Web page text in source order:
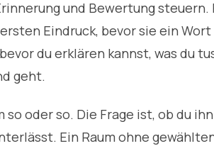
und Bewertung
Eindruck, bevor sie ein
du erklären kannst, was du
geht.
so oder so. Die Frage ist, ob du
Ein Raum ohne